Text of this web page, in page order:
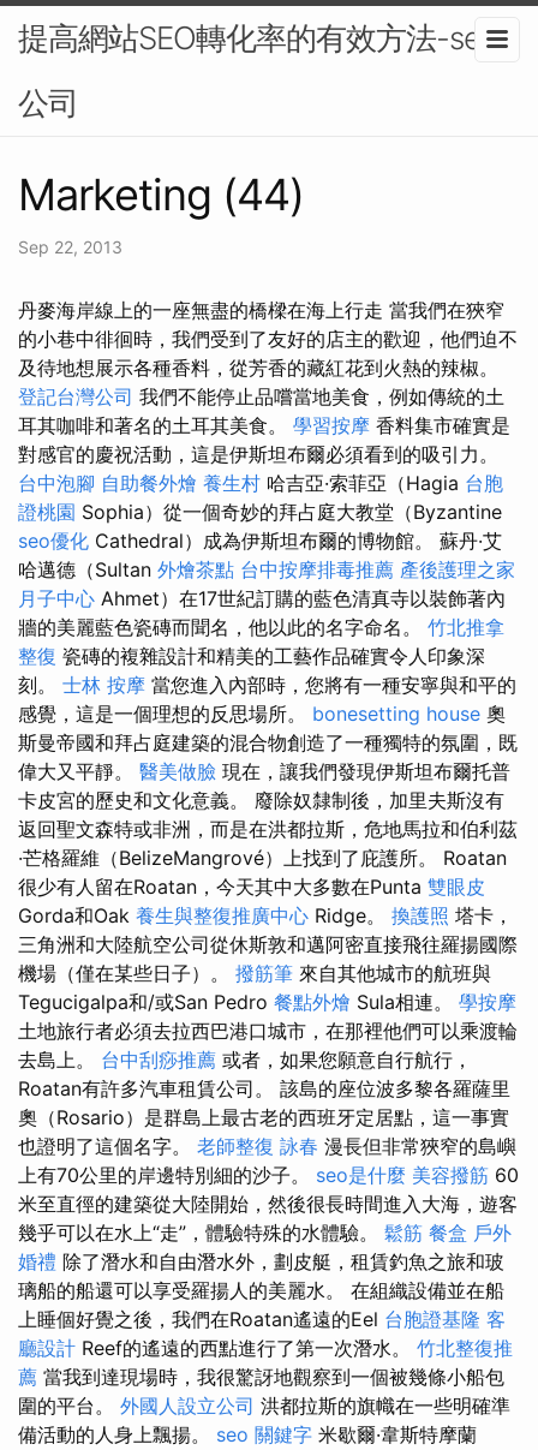
提高網站SEO轉化率的有效方法-seo
公司
Marketing (44)
Sep 22, 2013
丹麥海岸線上的一座無盡的橋樑在海上行走 當我們在狹窄
的小巷中徘徊時，我們受到了友好的店主的歡迎，他們迫不
及待地想展示各種香料，從芳香的藏紅花到火熱的辣椒。
登記台灣公司 我們不能停止品嚐當地美食，例如傳統的土
耳其咖啡和著名的土耳其美食。 學習按摩 香料集市確實是
對感官的慶祝活動，這是伊斯坦布爾必須看到的吸引力。
台中泡腳 自助餐外燴 養生村 哈吉亞·索菲亞（Hagia 台胞
證桃園 Sophia）從一個奇妙的拜占庭大教堂（Byzantine
seo優化 Cathedral）成為伊斯坦布爾的博物館。 蘇丹·艾
哈邁德（Sultan 外燴茶點 台中按摩排毒推薦 產後護理之家
月子中心 Ahmet）在17世紀訂購的藍色清真寺以裝飾著內
牆的美麗藍色瓷磚而聞名，他以此的名字命名。 竹北推拿
整復 瓷磚的複雜設計和精美的工藝作品確實令人印象深
刻。 士林 按摩 當您進入內部時，您將有一種安寧與和平的
感覺，這是一個理想的反思場所。 bonesetting house 奧
斯曼帝國和拜占庭建築的混合物創造了一種獨特的氛圍，既
偉大又平靜。 醫美做臉 現在，讓我們發現伊斯坦布爾托普
卡皮宮的歷史和文化意義。 廢除奴隸制後，加里夫斯沒有
返回聖文森特或非洲，而是在洪都拉斯，危地馬拉和伯利茲
·芒格羅維（BelizeMangrové）上找到了庇護所。 Roatan
很少有人留在Roatan，今天其中大多數在Punta 雙眼皮
Gorda和Oak 養生與整復推廣中心 Ridge。 換護照 塔卡，
三角洲和大陸航空公司從休斯敦和邁阿密直接飛往羅揚國際
機場（僅在某些日子）。 撥筋筆 來自其他城市的航班與
Tegucigalpa和/或San Pedro 餐點外燴 Sula相連。 學按摩
土地旅行者必須去拉西巴港口城市，在那裡他們可以乘渡輪
去島上。 台中刮痧推薦 或者，如果您願意自行航行，
Roatan有許多汽車租賃公司。 該島的座位波多黎各羅薩里
奧（Rosario）是群島上最古老的西班牙定居點，這一事實
也證明了這個名字。 老師整復 詠春 漫長但非常狹窄的島嶼
上有70公里的岸邊特別細的沙子。 seo是什麼 美容撥筋 60
米至直徑的建築從大陸開始，然後很長時間進入大海，遊客
幾乎可以在水上“走”，體驗特殊的水體驗。 鬆筋 餐盒 戶外
婚禮 除了潛水和自由潛水外，劃皮艇，租賃釣魚之旅和玻
璃船的船還可以享受羅揚人的美麗水。 在組織設備並在船
上睡個好覺之後，我們在Roatan遙遠的Eel 台胞證基隆 客
廳設計 Reef的遙遠的西點進行了第一次潛水。 竹北整復推
薦 當我到達現場時，我很驚訝地觀察到一個被幾條小船包
圍的平台。 外國人設立公司 洪都拉斯的旗幟在一些明確準
備活動的人身上飄揚。 seo 關鍵字 米歇爾·韋斯特摩蘭